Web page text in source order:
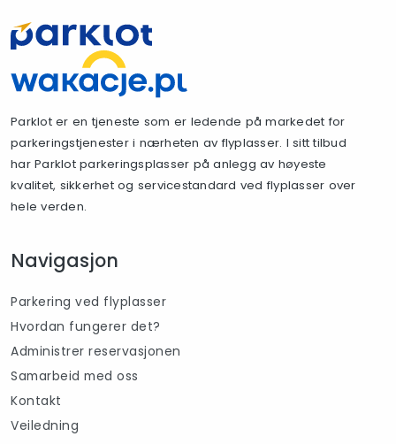
Parklot er en tjeneste som er ledende på markedet for
parkeringstjenester i nærheten av flyplasser. I sitt tilbud
har Parklot parkeringsplasser på anlegg av høyeste
kvalitet, sikkerhet og servicestandard ved flyplasser over
hele verden.
Navigasjon
Parkering ved flyplasser
Hvordan fungerer det?
Administrer reservasjonen
Samarbeid med oss
Kontakt
Veiledning